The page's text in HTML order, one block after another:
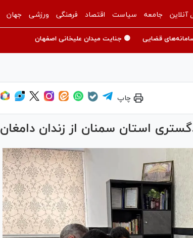
آنلاین جامعه سیاست اقتصاد فرهنگی ورزشی جهان
قضایی 🟡 جنایت میدان علیخانی اصفهان
چاپ
استان سمنان از زندان دامغان